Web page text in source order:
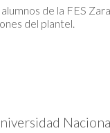
de la FES
del plantel.